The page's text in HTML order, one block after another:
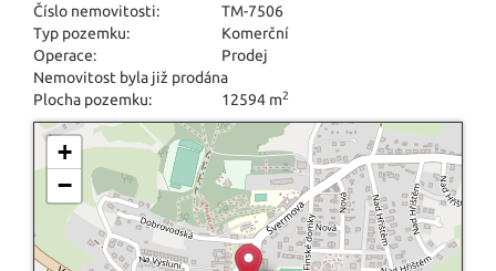
Číslo nemovitosti:
TM-7506
Typ pozemku:
Komerční
Operace:
Prodej
Nemovitost byla již prodána
Plocha pozemku:
12594 m2
+
−